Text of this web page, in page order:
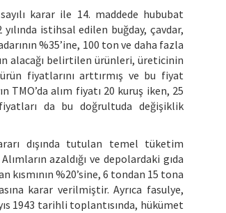
karar ile 14. maddede hububat
istihsal edilen buğday, çavdar,
%35’ine, 100 ton ve daha fazla
alacağı belirtilen ürünleri, üreticinin
fiyatlarını arttırmış ve bu fiyat
TMO’da alım fiyatı 20 kuruş iken, 25
da bu doğrultuda değişiklik
dışında tutulan temel tüketim
azaldığı ve depolardaki gıda
%20’sine, 6 tondan 15 tona
karar verilmiştir. Ayrıca fasulye,
1943 tarihli toplantısında, hükümet